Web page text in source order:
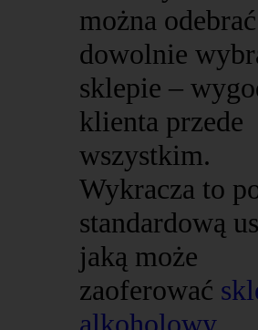
można
dowolnie
sklepie –
klienta przede
wszystkim.
Wykracza to
standardową
jaką może
zaoferować
alkoholowy.